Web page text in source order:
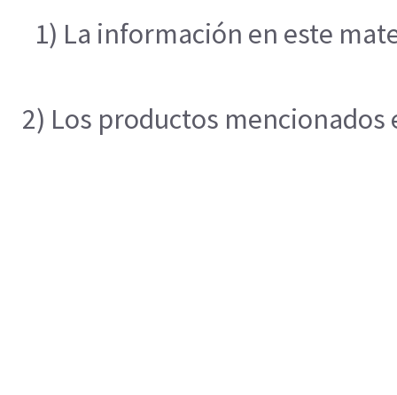
1) La información en este
2) Los productos